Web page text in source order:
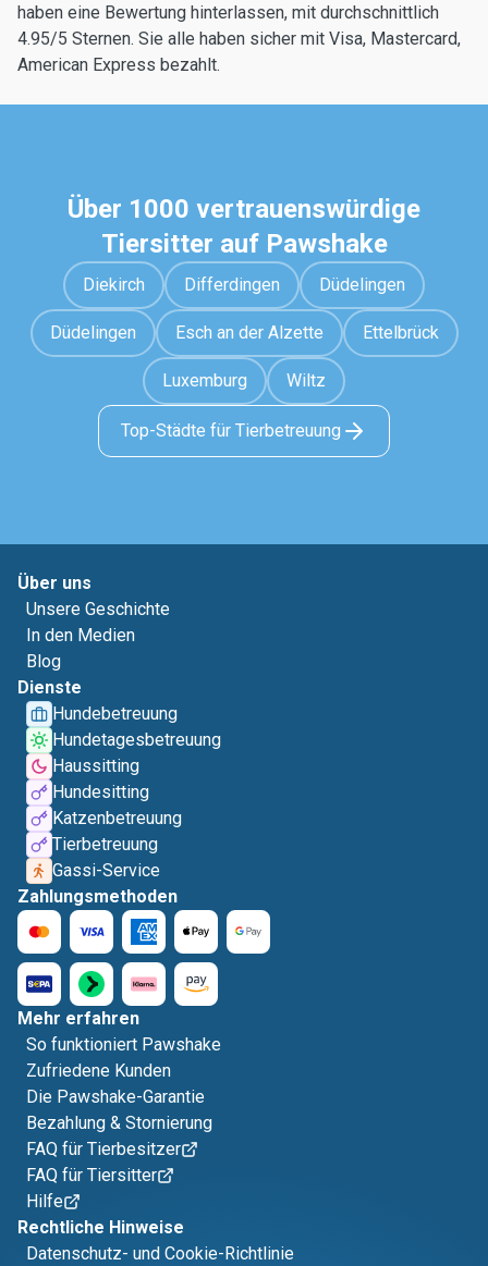
haben eine Bewertung hinterlassen, mit durchschnittlich
4.95/5 Sternen. Sie alle haben sicher mit Visa, Mastercard,
American Express bezahlt.
Über 1000 vertrauenswürdige
Tiersitter auf Pawshake
Diekirch Differdingen Düdelingen
Düdelingen Esch an der Alzette Ettelbrück
Luxemburg Wiltz
Top-Städte für Tierbetreuung
Über uns
Unsere Geschichte
In den Medien
Blog
Dienste
Hundebetreuung
Hundetagesbetreuung
Haussitting
Hundesitting
Katzenbetreuung
Tierbetreuung
Gassi-Service
Zahlungsmethoden
Mehr erfahren
So funktioniert Pawshake
Zufriedene Kunden
Die Pawshake-Garantie
Bezahlung & Stornierung
FAQ für Tierbesitzer
FAQ für Tiersitter
Hilfe
Rechtliche Hinweise
Datenschutz- und Cookie-Richtlinie